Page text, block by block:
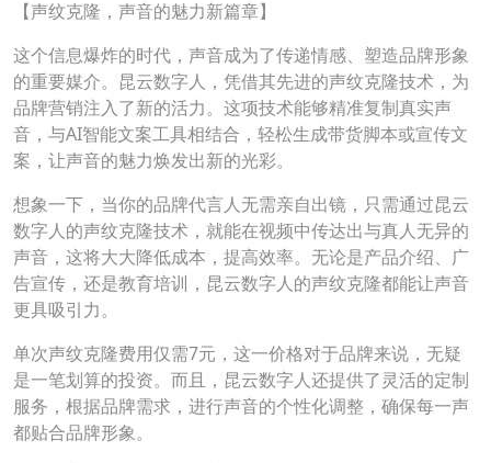
【声纹克隆，声音的魅力新篇章】
这个信息爆炸的时代，声音成为了传递情感、塑造品牌形象
的重要媒介。昆云数字人，凭借其先进的声纹克隆技术，为
品牌营销注入了新的活力。这项技术能够精准复制真实声
音，与AI智能文案工具相结合，轻松生成带货脚本或宣传文
案，让声音的魅力焕发出新的光彩。
想象一下，当你的品牌代言人无需亲自出镜，只需通过昆云
数字人的声纹克隆技术，就能在视频中传达出与真人无异的
声音，这将大大降低成本，提高效率。无论是产品介绍、广
告宣传，还是教育培训，昆云数字人的声纹克隆都能让声音
更具吸引力。
单次声纹克隆费用仅需7元，这一价格对于品牌来说，无疑
是一笔划算的投资。而且，昆云数字人还提供了灵活的定制
服务，根据品牌需求，进行声音的个性化调整，确保每一声
都贴合品牌形象。